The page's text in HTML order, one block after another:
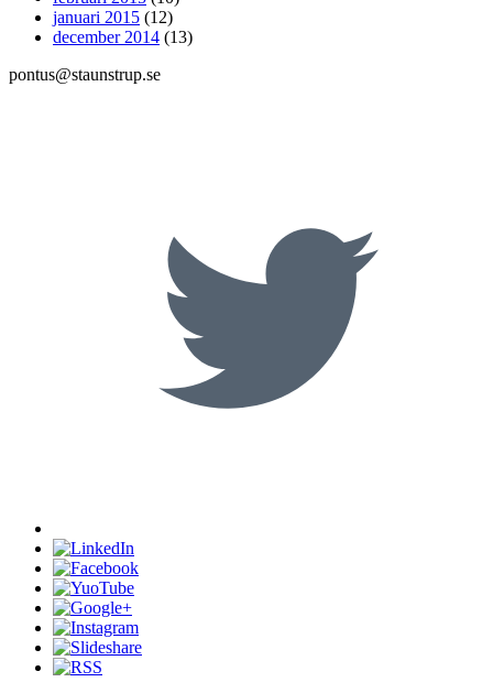
januari 2015 (12)
december 2014 (13)
pontus@staunstrup.se